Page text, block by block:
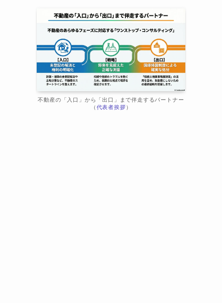
不動産の「入口」から「出口」まで伴走するパートナー
（代表者挨拶）